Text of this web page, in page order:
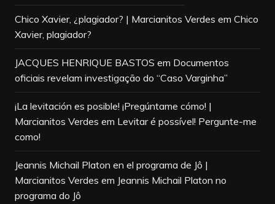
Chico Xavier, ¿plagiador? | Marcianitos Verdes em Chico
Xavier, plagiador?
JACQUES HENRIQUE BASTOS em Documentos
oficiais revelam investigação do “Caso Varginha”
¡La levitación es posible! ¡Pregúntame cómo! |
Marcianitos Verdes em Levitar é possível! Pergunte-me
como!
Jeannis Michail Platon en el programa de Jô |
Marcianitos Verdes em Jeannis Michail Platon no
programa do Jô